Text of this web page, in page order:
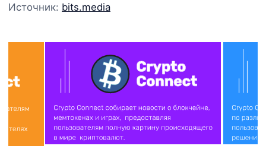
Источник: bits.media